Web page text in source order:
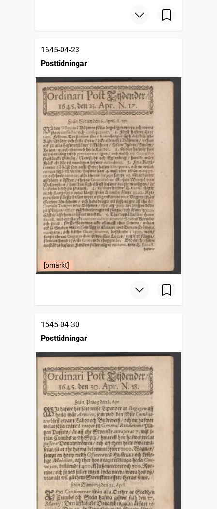
1645-04-23
Posttidningar
[omärkt]
1645-04-30
Posttidningar